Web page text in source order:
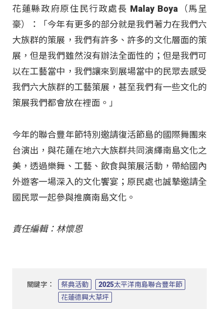
花蓮縣政府原住民行政處長 Malay Boya（馬呈
豪）：「今年有更多的部分就是我們著力在我們六
大族群的策展，我們有許多、許多的文化層面的策
展，但是我們雖然沒有辦法全面性的；但是我們可
以在工藝當中，我們讓來到展場當中的民眾去感受
我們六大族群的工藝策展，甚至我們有一些文化的
策展我們都會放在裡面。」
今年的聯合豐年節特別邀請復活節島的國際舞團來
台演出，與花蓮在地六大族群共同演繹南島文化之
美，透過樂舞、工藝、飲食與策展活動，帶給國內
外遊客一場深入的文化饗宴；原民處也誠摯邀請全
國民眾一起參與推廣南島文化。
責任編輯：林懷恩
關鍵字： 祭典活動
2025太平洋南島聯合豐年節
花蓮德興大草坪